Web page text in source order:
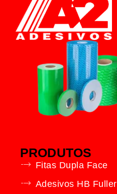
PRODUTOS
Fitas Dupla Face
Adesivos HB Fuller